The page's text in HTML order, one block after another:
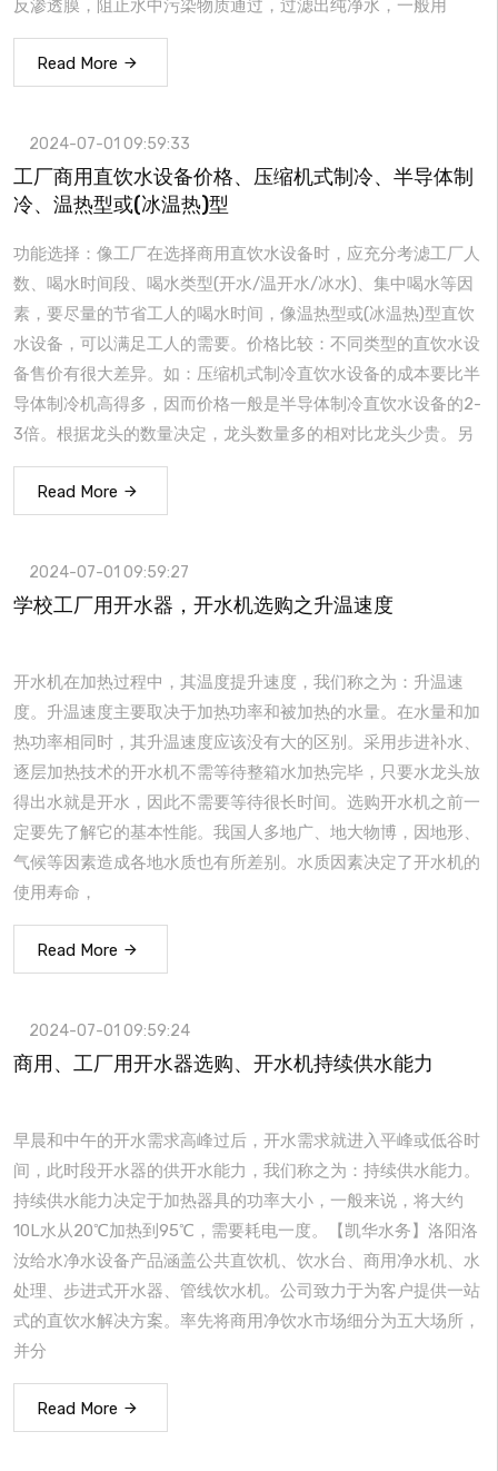
反渗透膜，阻止水中污染物质通过，过滤出纯净水，一般用
Read More
2024-07-01 09:59:33
工厂商用直饮水设备价格、压缩机式制冷、半导体制
冷、温热型或(冰温热)型
功能选择：像工厂在选择商用直饮水设备时，应充分考滤工厂人
数、喝水时间段、喝水类型(开水/温开水/冰水)、集中喝水等因
素，要尽量的节省工人的喝水时间，像温热型或(冰温热)型直饮
水设备，可以满足工人的需要。价格比较：不同类型的直饮水设
备售价有很大差异。如：压缩机式制冷直饮水设备的成本要比半
导体制冷机高得多，因而价格一般是半导体制冷直饮水设备的2-
3倍。根据龙头的数量决定，龙头数量多的相对比龙头少贵。另
Read More
2024-07-01 09:59:27
学校工厂用开水器，开水机选购之升温速度
开水机在加热过程中，其温度提升速度，我们称之为：升温速
度。升温速度主要取决于加热功率和被加热的水量。在水量和加
热功率相同时，其升温速度应该没有大的区别。采用步进补水、
逐层加热技术的开水机不需等待整箱水加热完毕，只要水龙头放
得出水就是开水，因此不需要等待很长时间。选购开水机之前一
定要先了解它的基本性能。我国人多地广、地大物博，因地形、
气候等因素造成各地水质也有所差别。水质因素决定了开水机的
使用寿命，
Read More
2024-07-01 09:59:24
商用、工厂用开水器选购、开水机持续供水能力
早晨和中午的开水需求高峰过后，开水需求就进入平峰或低谷时
间，此时段开水器的供开水能力，我们称之为：持续供水能力。
持续供水能力决定于加热器具的功率大小，一般来说，将大约
10L水从20℃加热到95℃，需要耗电一度。【凯华水务】洛阳洛
汝给水净水设备产品涵盖公共直饮机、饮水台、商用净水机、水
处理、步进式开水器、管线饮水机。公司致力于为客户提供一站
式的直饮水解决方案。率先将商用净饮水市场细分为五大场所，
并分
Read More